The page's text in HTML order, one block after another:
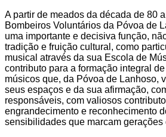
A partir de meados da década de 80
Bombeiros Voluntários da Póvoa de
uma importante e decisiva função,
tradição e fruição cultural, como
musical através da sua Escola de
contributo para a formação integral
músicos que, da Póvoa de Lanhoso,
seus espaços e da sua afirmação,
responsáveis, com valiosos
engrandecimento e reconhecimento
sensibilidades que marcam